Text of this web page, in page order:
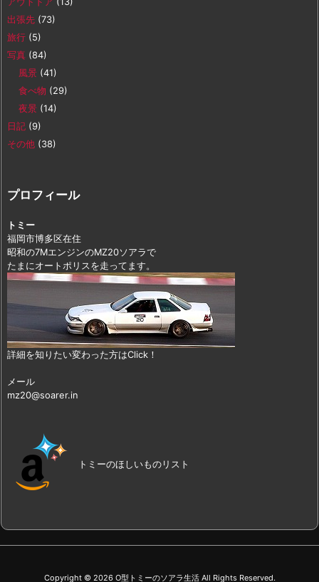
出張先 (73)
旅行 (5)
写真 (84)
風景 (41)
食べ物 (29)
夜景 (14)
日記 (9)
その他 (38)
プロフィール
トミー
福岡市博多区在住
昭和の7MエンジンのMZ20ソアラで
たまにオートポリスを走ってます。
詳細を知りたい変わった方はClick！
メール
mz20@soarer.in
トミーのほしいものリスト
Copyright © 2026 O型トミーのソアラ生活All Rights Reserved.